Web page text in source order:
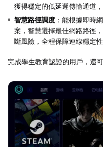
獲得穩定的低延遲傳輸通道
智慧路徑調度 ：能根據即時
案，智慧選擇最佳網路路徑
斷風險，全程保障連線穩定性
完成學生教育認證的用戶，還